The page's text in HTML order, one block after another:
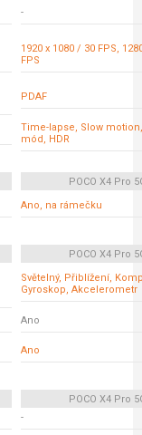
-
1920 x 1080 / 30 FPS,
FPS
PDAF
Time-lapse, Slow
mód, HDR
POCO X4 Pro
Ano, na rámečku
POCO X4 Pro
Světelný, Přiblížení,
Gyroskop, Akcelerometr
Ano
Ano
POCO X4 Pro
-